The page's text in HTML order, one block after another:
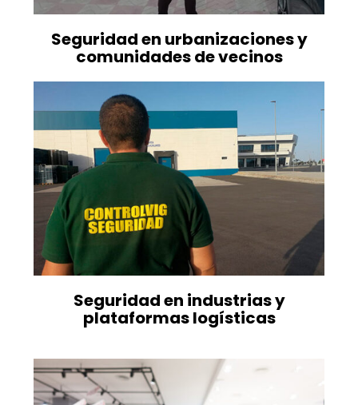
Seguridad en urbanizaciones y
comunidades de vecinos
Seguridad en industrias y
plataformas logísticas